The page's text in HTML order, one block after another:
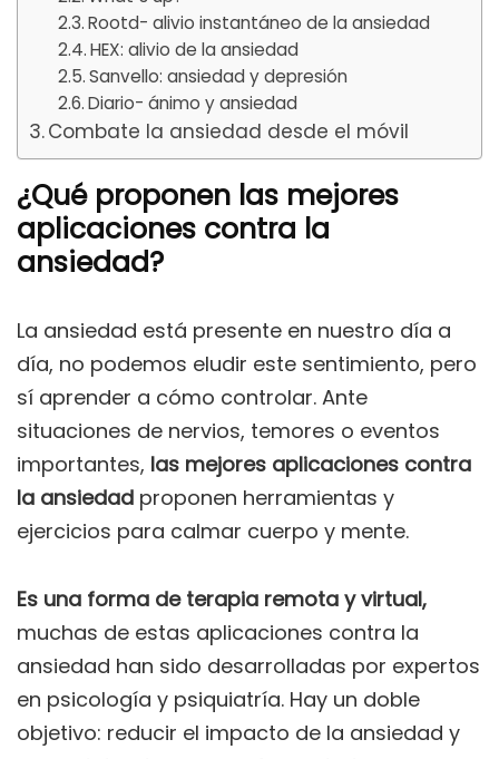
Rootd- alivio instantáneo de la ansiedad
HEX: alivio de la ansiedad
Sanvello: ansiedad y depresión
Diario- ánimo y ansiedad
Combate la ansiedad desde el móvil
¿Qué proponen las mejores
aplicaciones contra la
ansiedad?
La ansiedad está presente en nuestro día a
día, no podemos eludir este sentimiento, pero
sí aprender a cómo controlar. Ante
situaciones de nervios, temores o eventos
importantes, las mejores aplicaciones contra
la ansiedad proponen herramientas y
ejercicios para calmar cuerpo y mente.
Es una forma de terapia remota y virtual,
muchas de estas aplicaciones contra la
ansiedad han sido desarrolladas por expertos
en psicología y psiquiatría. Hay un doble
objetivo: reducir el impacto de la ansiedad y